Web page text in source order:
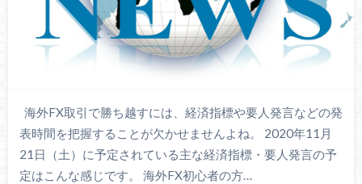
海外FX取引で勝ち越すには、経済指標や要人発言などの発
表時間を把握することが欠かせませんよね。 2020年11月
21日（土）に予定されている主な経済指標・要人発言の予
定はこんな感じです。 海外FX初心者の方…